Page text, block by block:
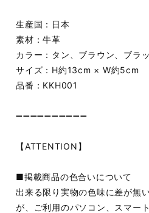
生産国：日本
素材：牛革
カラー：タン、ブラウン、ブラ
サイズ：H約13cm × W約5cm
品番：KKH001
➖➖➖➖➖➖➖➖➖➖
【ATTENTION】
■掲載商品の色合いについて
出来る限り実物の色味に差が無
が、ご利用のパソコン、スマー